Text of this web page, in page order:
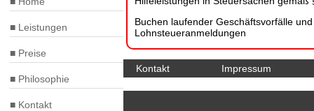
Hauptnavigation
Leistungen
Preise
Philosophie
Kontakt
Buchen laufender Geschäftsvorfälle
Lohnsteueranmeldungen
Fußbereich
Kontakt Impressum